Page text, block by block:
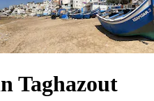
Taghazout